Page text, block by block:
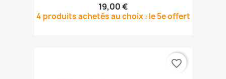
19,00 €
4 produits achetés au choix : le 5e offert
favorite_border